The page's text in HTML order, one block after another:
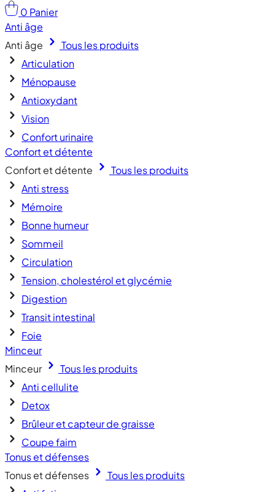
0 Panier
Anti âge
Anti âge
Tous les produits
Articulation
Ménopause
Antioxydant
Vision
Confort urinaire
Confort et détente
Confort et détente
Tous les produits
Anti stress
Mémoire
Bonne humeur
Sommeil
Circulation
Tension, cholestérol et glycémie
Digestion
Transit intestinal
Foie
Minceur
Minceur
Tous les produits
Anti cellulite
Detox
Brûleur et capteur de graisse
Coupe faim
Tonus et défenses
Tonus et défenses
Tous les produits